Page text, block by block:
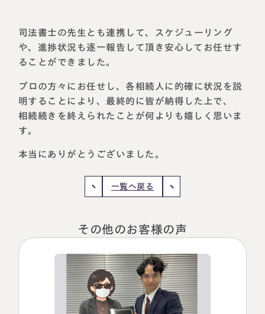
選ばれる理由
税理士紹介
法人情報
〒107-0062
東京都港区南青山一丁目2番6号
ラティス青山スクエア2階
大阪事務所
〒530-0017
大阪府大阪市北区角田町8番47号
阪急グランドビル20階
相続について学ぶ
相続コラム
セミナー
円満相続塾（受講生募集中）
司法書士の先生とも連携して、スケジューリング
や、進捗状況も逐一報告して頂き安心してお任せす
ることができました。
プロの方々にお任せし、各相続人に的確に状況を説
明することにより、最終的に皆が納得した上で、
相続続きを終えられたことが何よりも嬉しく思いま
す。
本当にありがとうございました。
一覧へ戻る
その他のお客様の声